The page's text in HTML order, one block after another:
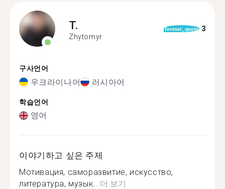
T.
Zhytomyr
format_quote 3
구사언어
우크라이나어 러시아어
학습언어
영어
이야기하고 싶은 주제
Мотивация, саморазвитие, искусство,
литература, музык...더 보기